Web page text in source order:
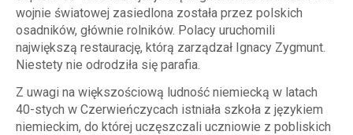
wojnie światowej zasiedlona została przez polskich
osadników, głównie rolników. Polacy uruchomili
największą restaurację, którą zarządzał Ignacy Zygmunt.
Niestety nie odrodziła się parafia.
Z uwagi na większościową ludność niemiecką w latach
40-stych w Czerwieńczycach istniała szkoła z językiem
niemieckim, do której uczęszczali uczniowie z pobliskich